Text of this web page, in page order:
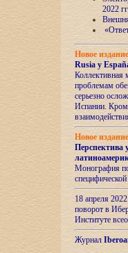
2022
Новое
Rusia y
Коллективная
проблемам
серьезно
Испании.
Новое
Перспектива
Монография
18 апреля
поворот в
Институте
Журнал